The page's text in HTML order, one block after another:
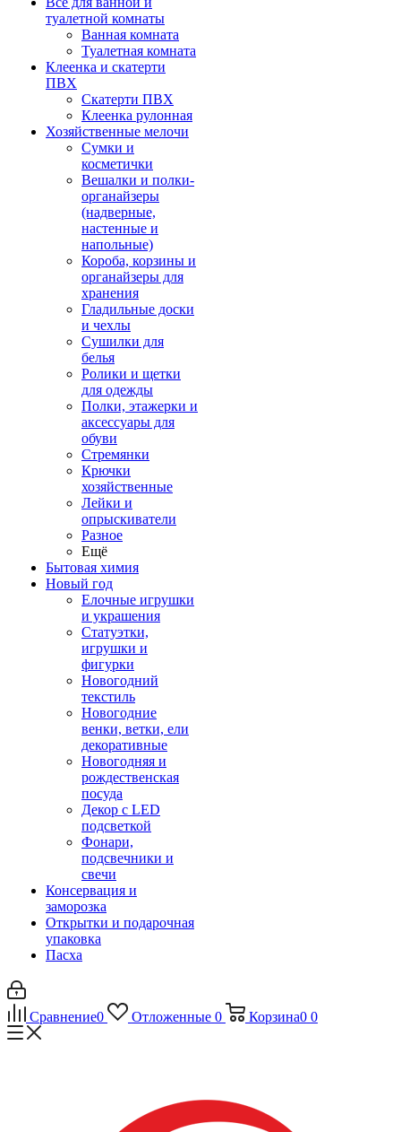
туалетной комнаты
Ванная комната
Туалетная комната
Клеенка и скатерти
ПВХ
Скатерти ПВХ
Клеенка рулонная
Хозяйственные мелочи
Сумки и
косметички
Вешалки и полки-
органайзеры
(надверные,
настенные и
напольные)
Короба, корзины и
органайзеры для
хранения
Гладильные доски
и чехлы
Сушилки для
белья
Ролики и щетки
для одежды
Полки, этажерки и
аксессуары для
обуви
Стремянки
Крючки
хозяйственные
Лейки и
опрыскиватели
Разное
Ещё
Бытовая химия
Новый год
Елочные игрушки
и украшения
Статуэтки,
игрушки и
фигурки
Новогодний
текстиль
Новогодние
венки, ветки, ели
декоративные
Новогодняя и
рождественская
посуда
Декор с LED
подсветкой
Фонари,
подсвечники и
свечи
Консервация и
заморозка
Открытки и подарочная
упаковка
Пасха
Сравнение0 Отложенные 0 Корзина0 0